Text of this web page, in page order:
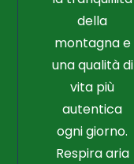
della
montagna e
una qualità di
vita più
autentica
ogni giorno.
Respira aria